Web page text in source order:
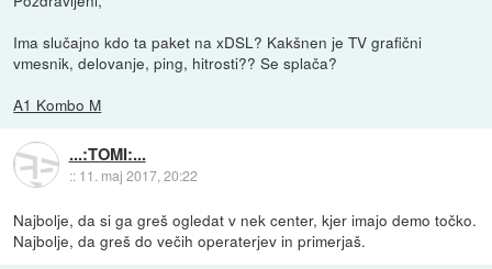
Ima slučajno kdo ta paket na xDSL? Kakšnen je TV grafični
vmesnik, delovanje, ping, hitrosti?? Se splača?
A1 Kombo M
...:TOMI:...
:: 11. maj 2017, 20:22
Najbolje, da si ga greš ogledat v nek center, kjer imajo demo točko.
Najbolje, da greš do večih operaterjev in primerjaš.